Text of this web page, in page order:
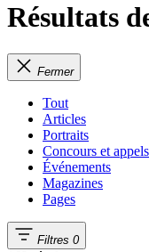
Résultats
Fermer
Tout
Articles
Portraits
Concours et
Événements
Magazines
Pages
Filtres 0